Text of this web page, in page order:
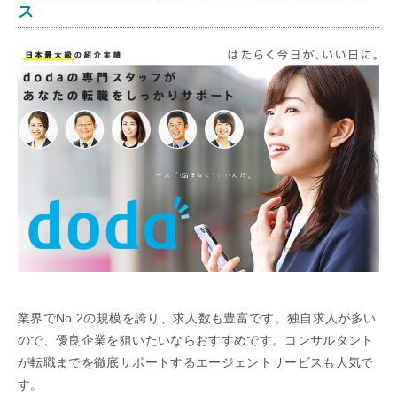
ス
業界でNo.2の規模を誇り、求人数も豊富です。独自求人が多い
ので、優良企業を狙いたいならおすすめです。コンサルタント
が転職までを徹底サポートするエージェントサービスも人気で
す。